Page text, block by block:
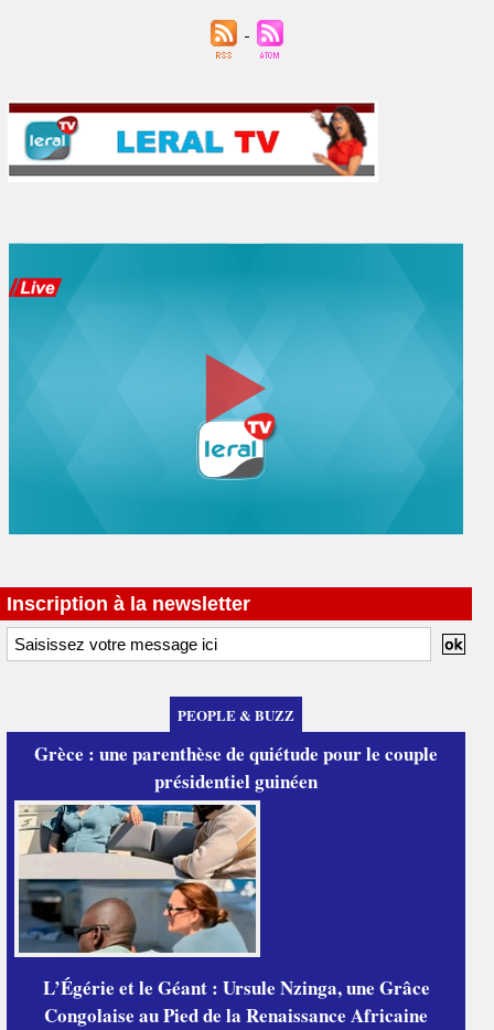
Inscription à la newsletter
PEOPLE & BUZZ
Grèce : une parenthèse de quiétude pour le couple
présidentiel guinéen
L’Égérie et le Géant : Ursule Nzinga, une Grâce
Congolaise au Pied de la Renaissance Africaine